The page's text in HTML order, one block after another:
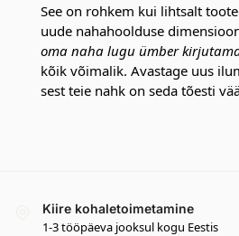
See on rohkem kui lihtsalt
uude nahahoolduse
oma naha lugu ümber
kõik võimalik. Avastage uus
sest teie nahk on seda tõesti
Kiire kohaletoimetamine
1-3 tööpäeva jooksul kogu Eestis